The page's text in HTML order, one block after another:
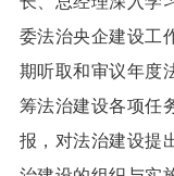
委法治央企建设工
期听取和审议年度
筹法治建设各项任
报，对法治建设提